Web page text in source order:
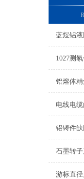
蓝煜铝
1027测
铝熔体
电线电
铝铸件
石墨转
游标直